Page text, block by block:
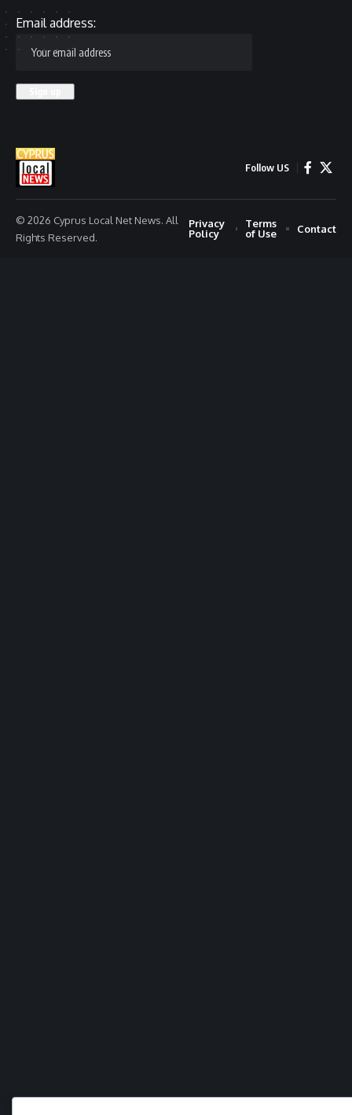
Email address:
Follow US
© 2026 Cyprus Local Net News. All
Rights Reserved.
Privacy
Policy
Terms
of Use
Contact